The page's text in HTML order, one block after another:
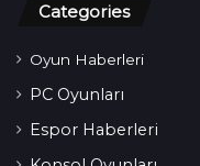
Categories
Oyun Haberleri
PC Oyunları
Espor Haberleri